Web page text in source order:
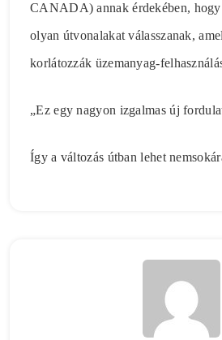
CANADA) annak érdekében, hogy
olyan útvonalakat válasszanak,
korlátozzák üzemanyag-
„Ez egy nagyon izgalmas új
Így a változás útban lehet